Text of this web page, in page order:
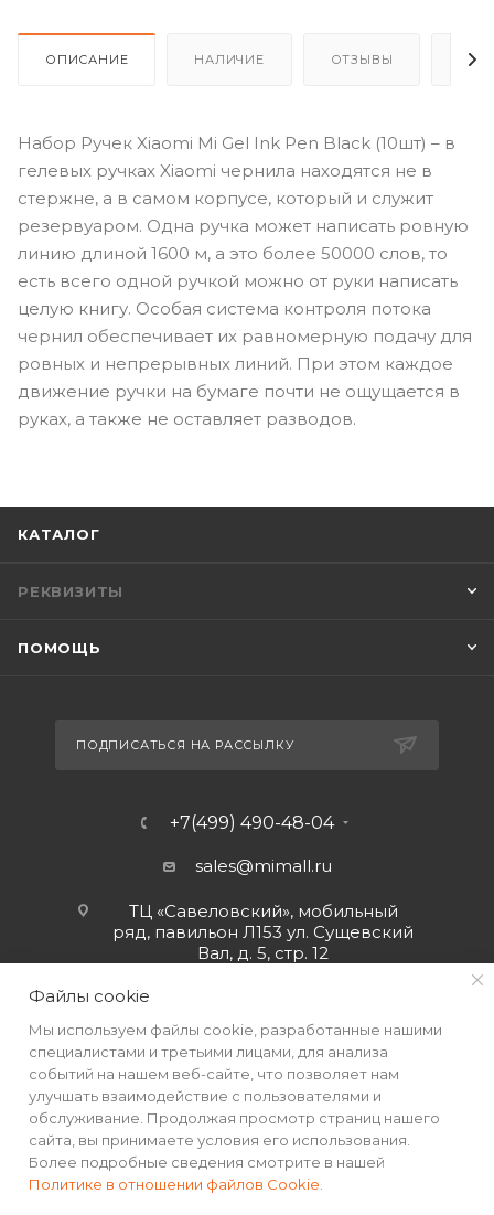
ОПИСАНИЕ НАЛИЧИЕ ОТЗЫВЫ
Набор Ручек Xiaomi Mi Gel Ink Pen Black (10шт) – в
гелевых ручках Xiaomi чернила находятся не в
стержне, а в самом корпусе, который и служит
резервуаром. Одна ручка может написать ровную
линию длиной 1600 м, а это более 50000 слов, то
есть всего одной ручкой можно от руки написать
целую книгу. Особая система контроля потока
чернил обеспечивает их равномерную подачу для
ровных и непрерывных линий. При этом каждое
движение ручки на бумаге почти не ощущается в
руках, а также не оставляет разводов.
КАТАЛОГ
РЕКВИЗИТЫ
ПОМОЩЬ
ПОДПИСАТЬСЯ НА РАССЫЛКУ
+7(499) 490-48-04
sales@mimall.ru
ТЦ «Савеловский», мобильный
ряд, павильон Л153 ул. Сущевский
Вал, д. 5, стр. 12
2026 © Интернет-магазин MiMall® • Не является публичной
Файлы cookie
Мы используем файлы cookie, разработанные нашими
специалистами и третьими лицами, для анализа
событий на нашем веб-сайте, что позволяет нам
улучшать взаимодействие с пользователями и
обслуживание. Продолжая просмотр страниц нашего
сайта, вы принимаете условия его использования.
Более подробные сведения смотрите в нашей
Политике в отношении файлов Cookie